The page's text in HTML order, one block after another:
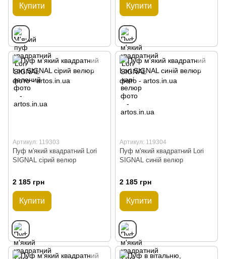
Купити Купити
Артикул: 119303
Пуф м'який квадратний Lori
SIGNAL сірий велюр
2 185 грн
Купити
Артикул: 119304
Пуф м'який квадратний Lori
SIGNAL синій велюр
2 185 грн
Купити